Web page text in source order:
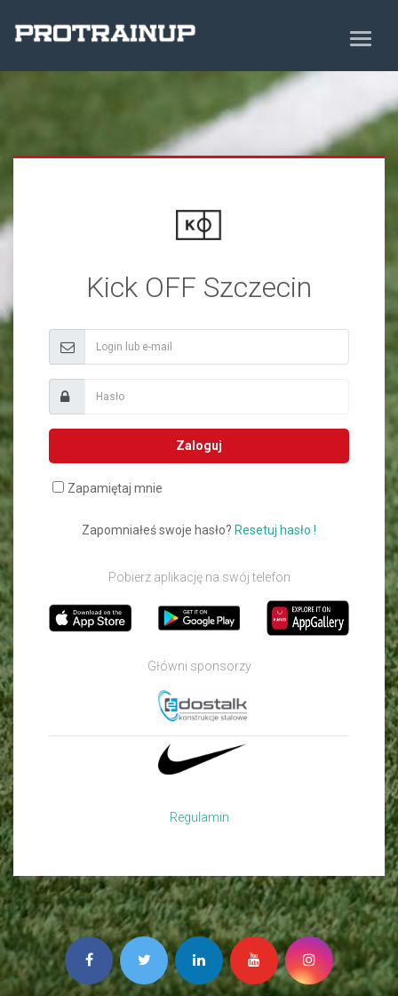
Kick OFF Szczecin
Zaloguj
Zapamiętaj mnie
Zapomniałeś swoje hasło? Resetuj hasło !
Pobierz aplikację na swój telefon
Główni sponsorzy
Regulamin